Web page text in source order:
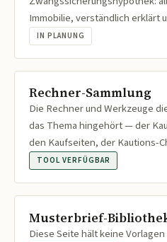
Immobilie, verständlich erklärt
IN PLANUNG
Rechner-Sammlung
Die Rechner und Werkzeuge
das Thema hingehört — der
den Kaufseiten, der Kautions-
TOOL VERFÜGBAR
Musterbrief-
Diese Seite hält keine